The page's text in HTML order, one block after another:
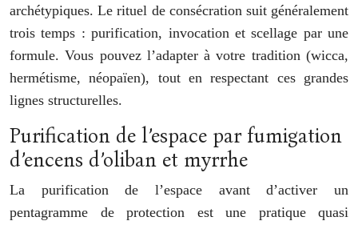
archétypiques. Le rituel de consécration suit généralement
trois temps : purification, invocation et scellage par une
formule. Vous pouvez l’adapter à votre tradition (wicca,
hermétisme, néopaïen), tout en respectant ces grandes
lignes structurelles.
Purification de l’espace par fumigation
d’encens d’oliban et myrrhe
La purification de l’espace avant d’activer un
pentagramme de protection est une pratique quasi